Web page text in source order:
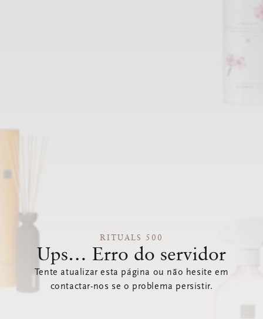
RITUALS 500
Ups… Erro do servidor
Tente atualizar esta página ou não hesite em
contactar-nos se o problema persistir.